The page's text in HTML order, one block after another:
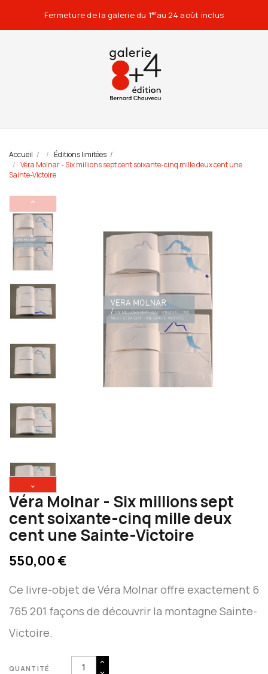
Fermeture de la galerie du 1erau 24 août inclus
Accueil
Éditions limitées
Véra Molnar - Six millions sept cent soixante-cinq mille deux cent une
Sainte-Victoire
⌃
⌄
Véra Molnar - Six millions sept
cent soixante-cinq mille deux
cent une Sainte-Victoire
550,00 €
Ce livre-objet de Véra Molnar offre exactement 6
765 201 façons de découvrir la montagne Sainte-
Victoire.
QUANTITÉ